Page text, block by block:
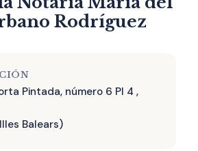
Rodríguez
Pintada, número 6 Pl 4 ,
Balears)